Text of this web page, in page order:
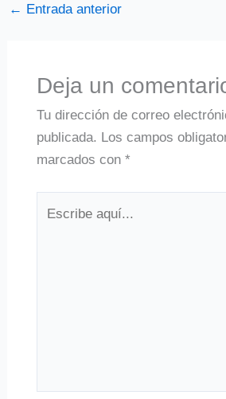
← Entrada anterior
Deja un
Tu dirección de correo
publicada. Los campos
marcados con *